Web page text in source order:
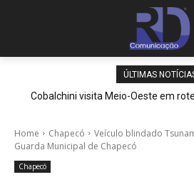
ÚLTIMAS
Cobalchini visita Meio-Oeste em
Home Chapecó
Veículo blindado
Guarda Municipal de Chapecó
Chapecó